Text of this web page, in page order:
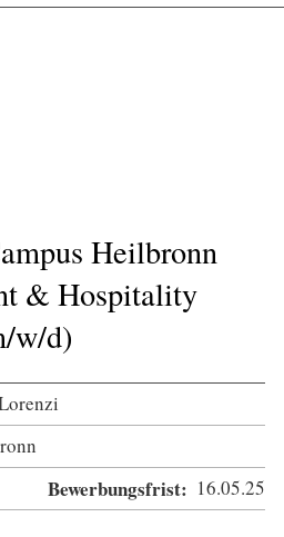
Heilbronn
& Hospitality
w/d)
Bewerbungsfrist: 16.05.25